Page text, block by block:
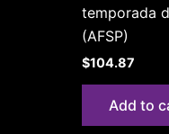
temporada
(AFSP)
$104.87
Add to